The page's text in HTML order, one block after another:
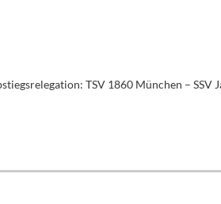
TSV 1860 München – SSV